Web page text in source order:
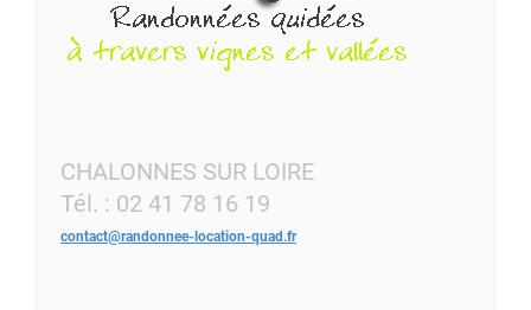
CHALONNES SUR LOIRE
Tél. : 02 41 78 16 19
contact@randonnee-location-quad.fr